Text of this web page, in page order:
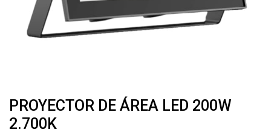
PROYECTOR DE ÁREA LED 200W
2.700K